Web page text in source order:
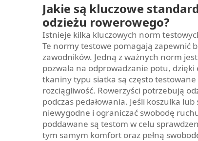
Jakie są kluczowe
odzieżu rowerowego?
Istnieje kilka kluczowych norm
Te normy testowe pomagają zapewnić
zawodników. Jedną z ważnych norm
pozwala na odprowadzanie potu, dzięki
tkaniny typu siatka są często
rozciągliwość. Rowerzyści potrzebują
podczas pedałowania. Jeśli koszulka
niewygodne i ograniczać swobodę
poddawane są testom w celu
tym samym komfort oraz pełną